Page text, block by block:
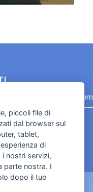
informativa privacy
piccoli file di
dal browser sul
tablet,
di
nostri servizi,
parte nostra. I
dopo il tuo